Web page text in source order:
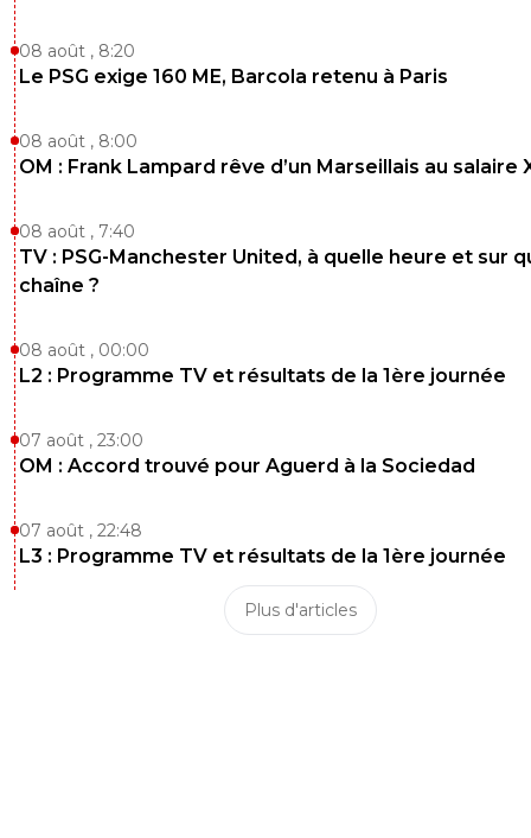
08 août , 8:20
Le PSG exige 160 ME, Barcola retenu à Paris
08 août , 8:00
OM : Frank Lampard rêve d’un Marseillais au salaire
08 août , 7:40
TV : PSG-Manchester United, à quelle heure et sur
chaîne ?
08 août , 00:00
L2 : Programme TV et résultats de la 1ère journée
07 août , 23:00
OM : Accord trouvé pour Aguerd à la Sociedad
07 août , 22:48
L3 : Programme TV et résultats de la 1ère journée
Plus d'articles